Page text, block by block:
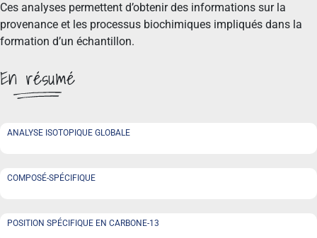
Ces analyses permettent d’obtenir des informations sur la
provenance et les processus biochimiques impliqués dans la
formation d’un échantillon.
En résumé
ANALYSE ISOTOPIQUE GLOBALE
COMPOSÉ-SPÉCIFIQUE
POSITION SPÉCIFIQUE EN CARBONE-13